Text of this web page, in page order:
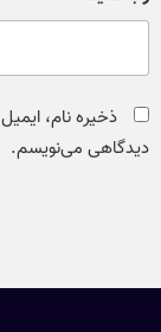
ذخیره نام،
دیدگاهی می‌نویسم.